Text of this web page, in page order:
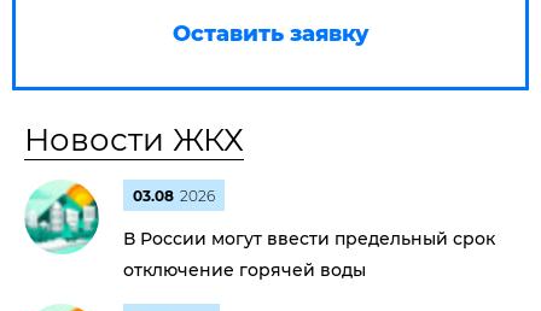
Оставить заявку
Новости ЖКХ
03.08 2026
В России могут ввести предельный срок
отключение горячей воды